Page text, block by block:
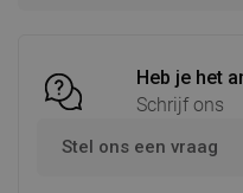
Heb je het
Schrijf ons
Stel ons een vraag